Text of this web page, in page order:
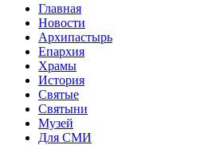
Главная
Новости
Архипастырь
Епархия
Храмы
История
Святые
Святыни
Музей
Для СМИ